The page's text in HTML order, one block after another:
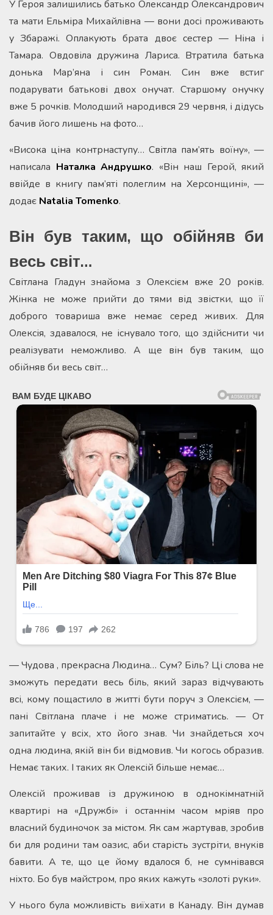
У Героя залишились батько Олександр Олександрович
та мати Ельміра Михайлівна — вони досі проживають
у Збаражі. Оплакують брата двоє сестер — Ніна і
Тамара. Овдовіла дружина Лариса. Втратила батька
донька Мар’яна і син Роман. Син вже встиг
подарувати батькові двох онучат. Старшому онучку
вже 5 рочків. Молодший народився 29 червня, і дідусь
бачив його лишень на фото…
«Висока ціна контрнаступу… Світла пам’ять воїну», —
написала Наталка Андрушко. «Він наш Герой, який
ввійде в книгу пам’яті полеглим на Херсонщині», —
додає Natalia Tomenko.
Він був таким, що обійняв би
весь світ…
Світлана Гладун знайома з Олексієм вже 20 років.
Жінка не може прийти до тями від звістки, що її
доброго товариша вже немає серед живих. Для
Олексія, здавалося, не існувало того, що здійснити чи
реалізувати неможливо. А ще він був таким, що
обійняв би весь світ…
— Чудова , прекрасна Людина… Сум? Біль? Ці слова не
зможуть передати весь біль, який зараз відчувають
всі, кому пощастило в житті бути поруч з Олексієм, —
пані Світлана плаче і не може стриматись. — От
запитайте у всіх, хто його знав. Чи знайдеться хоч
одна людина, якій він би відмовив. Чи когось образив.
Немає таких. І таких як Олексій більше немає…
Олексій проживав із дружиною в однокімнатній
квартирі на «Дружбі» і останнім часом мріяв про
власний будиночок за містом. Як сам жартував, зробив
би для родини там оазис, аби старість зустріти, внуків
бавити. А те, що це йому вдалося б, не сумнівався
ніхто. Бо був майстром, про яких кажуть «золоті руки».
У нього була можливість виїхати в Канаду. Він думав